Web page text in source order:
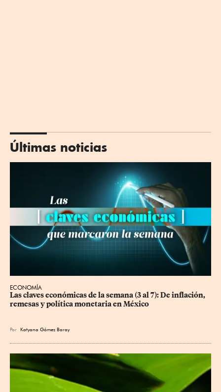
Últimas noticias
ECONOMÍA
Las claves económicas de la semana (3 al 7): De inflación,
remesas y política monetaria en México
Por Katyana Gómez Baray